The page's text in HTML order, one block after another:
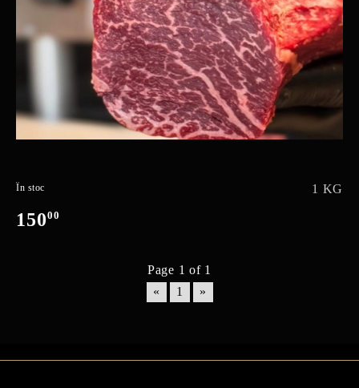
În stoc 1 KG
15000
Page 1 of 1
«
1 »